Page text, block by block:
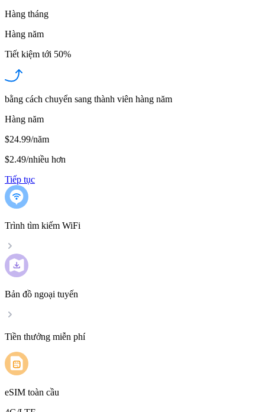
Hàng tháng
Hàng năm
Tiết kiệm tới 50%
bằng cách chuyển sang thành viên hàng năm
Hàng năm
$24.99/năm
$2.49/nhiều hơn
Tiếp tục
Trình tìm kiếm WiFi
Bản đồ ngoại tuyến
Tiền thưởng miễn phí
eSIM toàn cầu